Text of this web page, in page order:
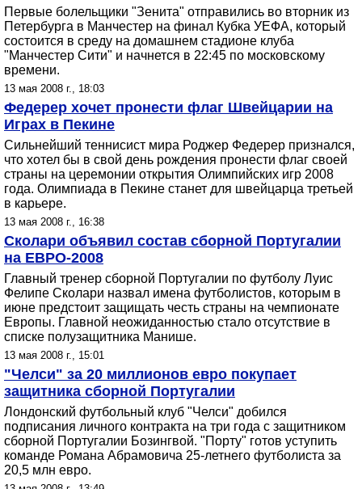
Первые болельщики "Зенита" отправились во вторник из
Петербурга в Манчестер на финал Кубка УЕФА, который
состоится в среду на домашнем стадионе клуба
"Манчестер Сити" и начнется в 22:45 по московскому
времени.
13 мая 2008 г., 18:03
Федерер хочет пронести флаг Швейцарии на
Играх в Пекине
Сильнейший теннисист мира Роджер Федерер признался,
что хотел бы в свой день рождения пронести флаг своей
страны на церемонии открытия Олимпийских игр 2008
года. Олимпиада в Пекине станет для швейцарца третьей
в карьере.
13 мая 2008 г., 16:38
Сколари объявил состав сборной Португалии
на ЕВРО-2008
Главный тренер сборной Португалии по футболу Луис
Фелипе Сколари назвал имена футболистов, которым в
июне предстоит защищать честь страны на чемпионате
Европы. Главной неожиданностью стало отсутствие в
списке полузащитника Манише.
13 мая 2008 г., 15:01
"Челси" за 20 миллионов евро покупает
защитника сборной Португалии
Лондонский футбольный клуб "Челси" добился
подписания личного контракта на три года с защитником
сборной Португалии Бозингвой. "Порту" готов уступить
команде Романа Абрамовича 25-летнего футболиста за
20,5 млн евро.